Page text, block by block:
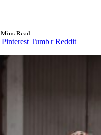
Read
Pinterest Tumblr Reddit